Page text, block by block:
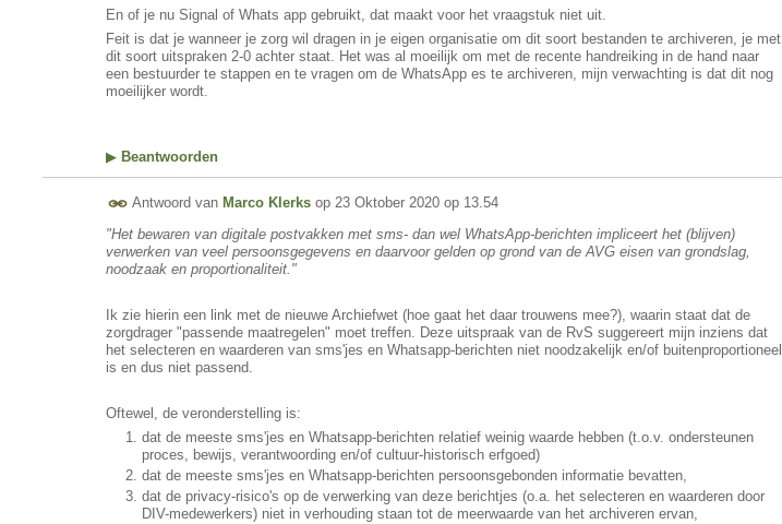
En of je nu Signal of Whats app gebruikt, dat maakt voor het vraagstuk niet uit.
Feit is dat je wanneer je zorg wil dragen in je eigen organisatie om dit soort bestanden te archiveren, je met
dit soort uitspraken 2-0 achter staat. Het was al moeilijk om met de recente handreiking in de hand naar
een bestuurder te stappen en te vragen om de WhatsApp es te archiveren, mijn verwachting is dat dit nog
moeilijker wordt.
▶ Beantwoorden
Antwoord van Marco Klerks op 23 Oktober 2020 op 13.54
"Het bewaren van digitale postvakken met sms- dan wel WhatsApp-berichten impliceert het (blijven)
verwerken van veel persoonsgegevens en daarvoor gelden op grond van de AVG eisen van grondslag,
noodzaak en proportionaliteit."
Ik zie hierin een link met de nieuwe Archiefwet (hoe gaat het daar trouwens mee?), waarin staat dat de
zorgdrager "passende maatregelen" moet treffen. Deze uitspraak van de RvS suggereert mijn inziens dat
het selecteren en waarderen van sms'jes en Whatsapp-berichten niet noodzakelijk en/of buitenproportioneel
is en dus niet passend.
Oftewel, de veronderstelling is:
dat de meeste sms'jes en Whatsapp-berichten relatief weinig waarde hebben (t.o.v. ondersteunen
proces, bewijs, verantwoording en/of cultuur-historisch erfgoed)
dat de meeste sms'jes en Whatsapp-berichten persoonsgebonden informatie bevatten,
dat de privacy-risico's op de verwerking van deze berichtjes (o.a. het selecteren en waarderen door
DIV-medewerkers) niet in verhouding staan tot de meerwaarde van het archiveren ervan,